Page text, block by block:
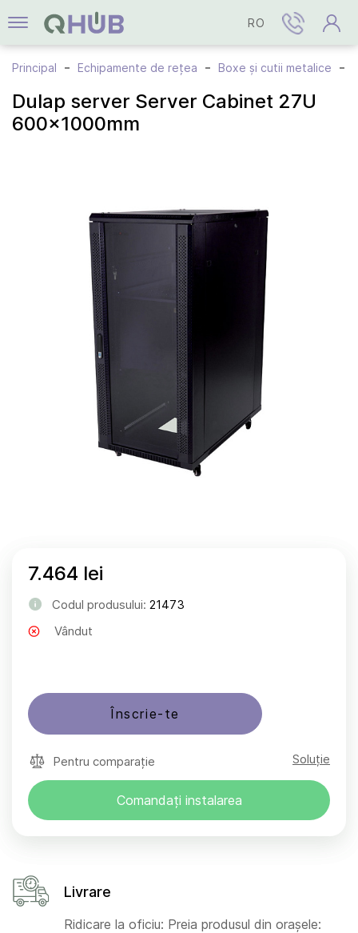
RO
Principal Echipamente de rețea Boxe și cutii metalice
Dulap server Server Cabinet 27U
600x1000mm
7.464 lei
Codul produsului: 21473
Vândut
Înscrie-te
Pentru comparație Soluție
Comandați instalarea
Livrare
Ridicare la oficiu: Preia produsul din orașele: